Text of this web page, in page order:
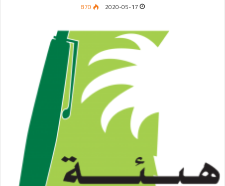
2020-05-17
870